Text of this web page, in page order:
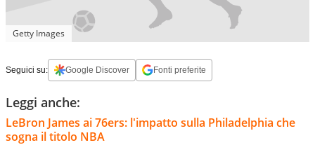
Getty Images
Seguici su: Google Discover Fonti preferite
Leggi anche:
LeBron James ai 76ers: l'impatto sulla Philadelphia che
sogna il titolo NBA